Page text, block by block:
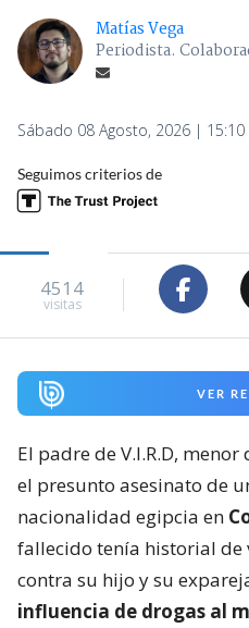
Matías Vega
Periodista.
Sábado 08 Agosto, 2026 | 15:10
Seguimos criterios de
4514
visitas
VER
El padre de V.I.R.D,
el presunto asesinato de
nacionalidad egipcia en
fallecido tenía historial
contra su hijo y su
influencia de drogas al